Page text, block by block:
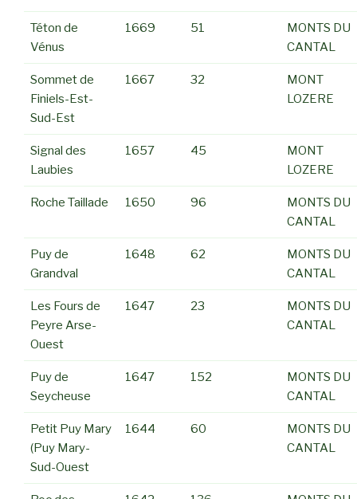
Téton de
Vénus
1669 51
MONTS DU
CANTAL
Sommet de
Finiels-Est-
Sud-Est
1667 32
MONT
LOZERE
Signal des
Laubies
1657 45
MONT
LOZERE
Roche Taillade 1650 96
MONTS DU
CANTAL
Puy de
Grandval
1648 62
MONTS DU
CANTAL
Les Fours de
Peyre Arse-
Ouest
1647 23
MONTS DU
CANTAL
Puy de
Seycheuse
1647 152
MONTS DU
CANTAL
Petit Puy Mary
(Puy Mary-
Sud-Ouest
1644 60
MONTS DU
CANTAL